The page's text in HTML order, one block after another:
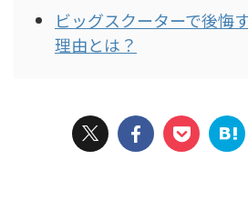
ビッグスクーターで後悔
理由とは？